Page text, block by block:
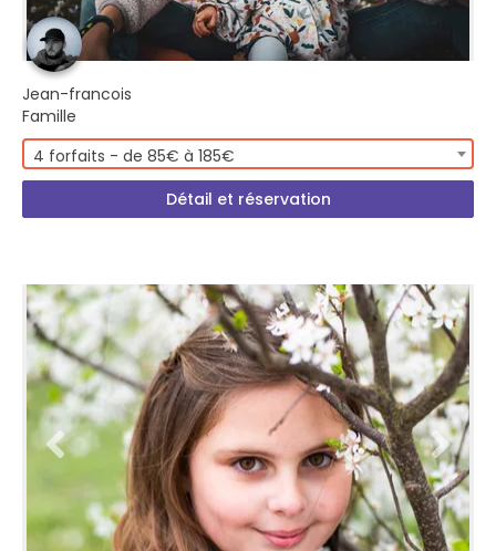
Jean-francois
Famille
4 forfaits - de 85€ à 185€
Détail et réservation